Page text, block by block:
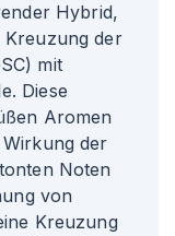
Hybrid,
Kreuzung der
mit
Diese
Aromen
der
Noten
von
Kreuzung